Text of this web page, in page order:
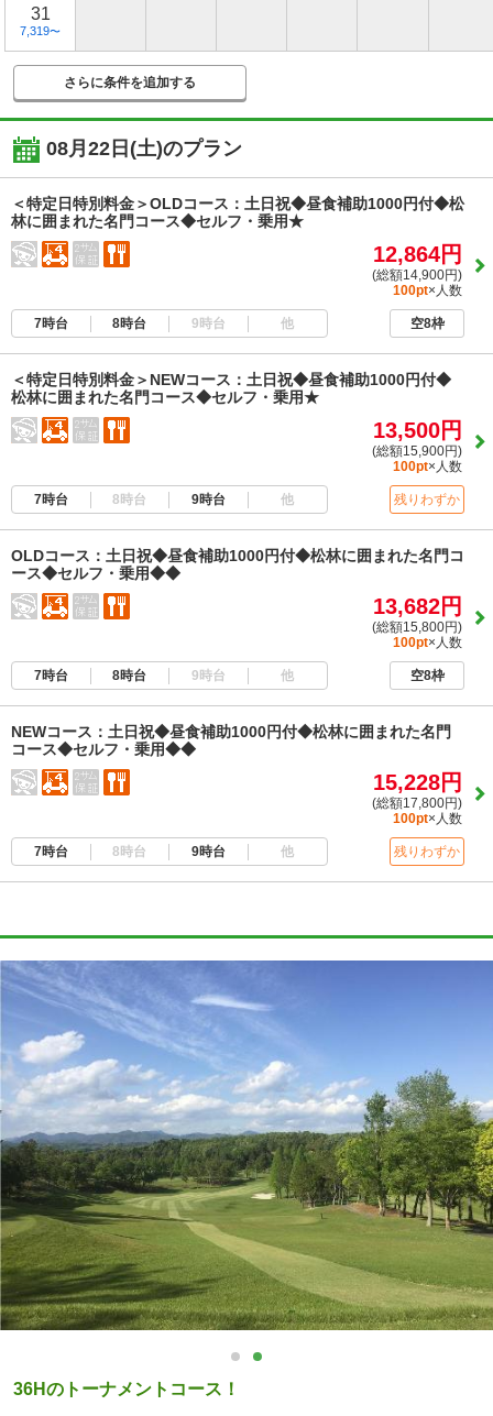
31
7,319〜
さらに条件を追加する
08月22日(土)のプラン
＜特定日特別料金＞OLDコース：土日祝◆昼食補助1000円付◆松
林に囲まれた名門コース◆セルフ・乗用★
12,864円
(総額14,900円)
100pt×人数
7時台 8時台 9時台 他 空8枠
＜特定日特別料金＞NEWコース：土日祝◆昼食補助1000円付◆
松林に囲まれた名門コース◆セルフ・乗用★
13,500円
(総額15,900円)
100pt×人数
7時台 8時台 9時台 他 残りわずか
OLDコース：土日祝◆昼食補助1000円付◆松林に囲まれた名門コ
ース◆セルフ・乗用◆◆
13,682円
(総額15,800円)
100pt×人数
7時台 8時台 9時台 他 空8枠
NEWコース：土日祝◆昼食補助1000円付◆松林に囲まれた名門
コース◆セルフ・乗用◆◆
15,228円
(総額17,800円)
100pt×人数
7時台 8時台 9時台 他 残りわずか
36Hのトーナメントコース！